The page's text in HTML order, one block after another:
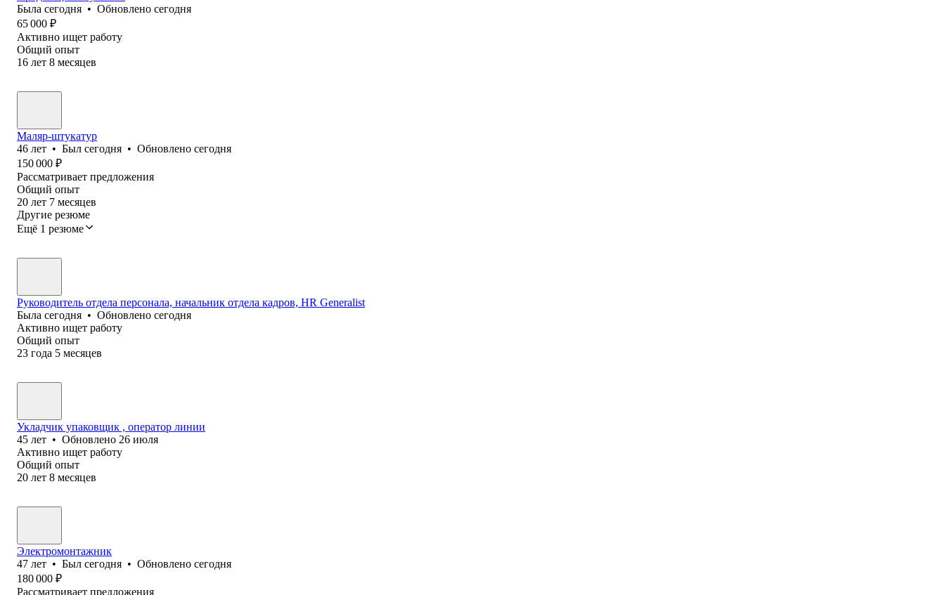
Была сегодня • Обновлено сегодня
65 000 ₽
Активно ищет работу
Общий опыт
16 лет 8 месяцев
Маляр-штукатур
46 лет • Был сегодня • Обновлено сегодня
150 000 ₽
Рассматривает предложения
Общий опыт
20 лет 7 месяцев
Другие резюме
Ещё 1 резюме
Руководитель отдела персонала, начальник отдела кадров, HR Generalist
Была сегодня • Обновлено сегодня
Активно ищет работу
Общий опыт
23 года 5 месяцев
Укладчик упаковщик , оператор линии
45 лет • Обновлено 26 июля
Активно ищет работу
Общий опыт
20 лет 8 месяцев
Электромонтажник
47 лет • Был сегодня • Обновлено сегодня
180 000 ₽
Рассматривает предложения